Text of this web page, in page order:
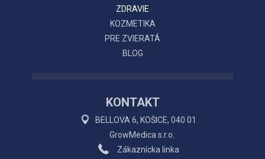
ZDRAVIE
KOZMETIKA
PRE ZVIERATÁ
BLOG
KONTAKT
BELLOVA 6, KOŠICE, 040 01
GrowMedica s.r.o.
Zákaznícka linka